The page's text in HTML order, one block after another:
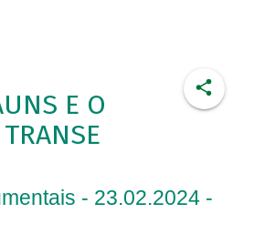
E O
- 23.02.2024 -